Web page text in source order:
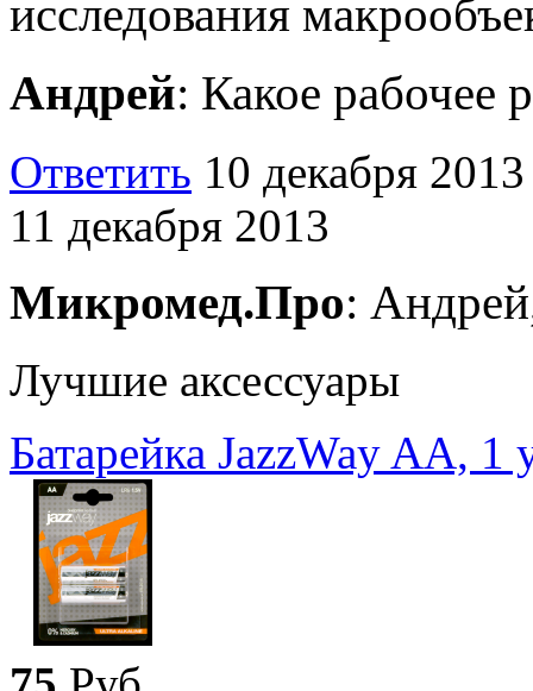
исследования
Андрей: Какое рабочее
Ответить 10 декабря 2013
11 декабря 2013
Микромед.Про:
Лучшие аксессуары
Батарейка JazzWay AA, 1